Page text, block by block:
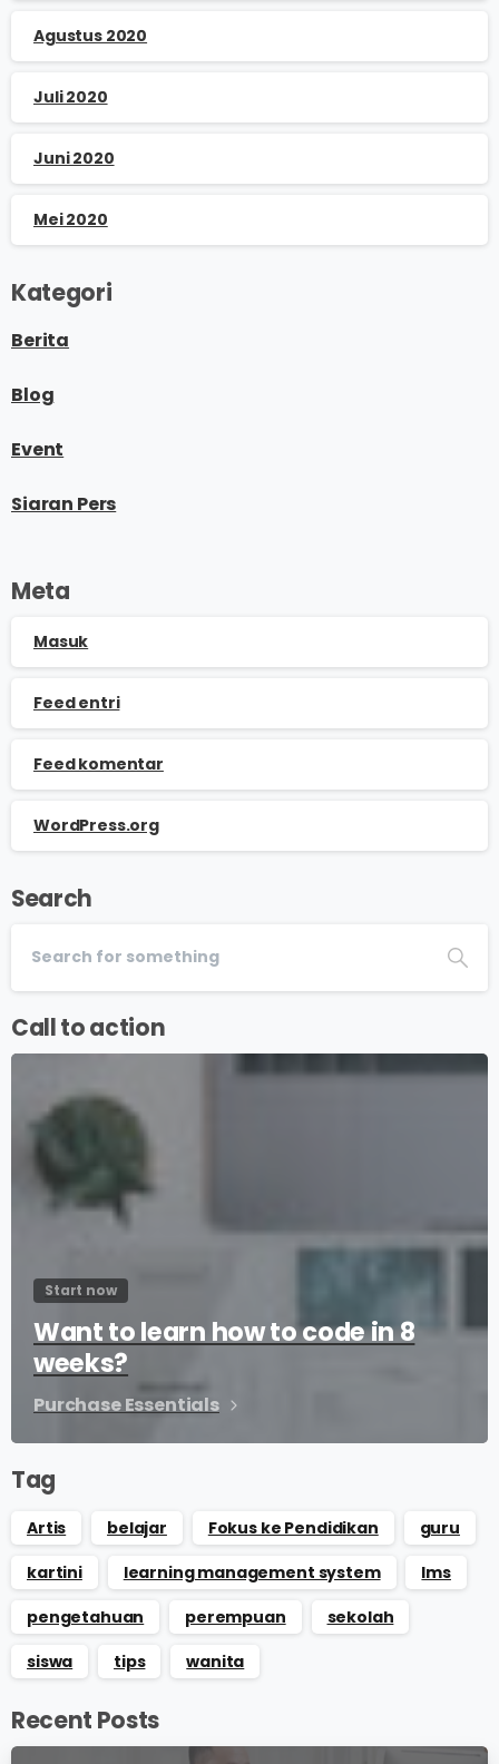
Agustus 2020
Juli 2020
Juni 2020
Mei 2020
Kategori
Berita
Blog
Event
Siaran Pers
Meta
Masuk
Feed entri
Feed komentar
WordPress.org
Search
Call to action
Start now
Want to learn how to code in 8
weeks?
Purchase Essentials
Tag
Artis belajar Fokus ke Pendidikan
guru
kartini
learning management system
lms
pengetahuan
perempuan
sekolah
siswa
tips wanita
Recent Posts